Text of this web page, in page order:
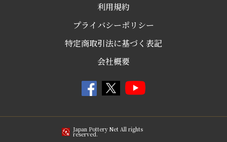
利用規約
プライバシーポリシー
特定商取引法に基づく表記
会社概要
Japan Pottery Net All rights
reserved.